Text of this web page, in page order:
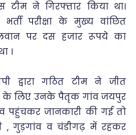
टीम ने गिरफ्तार किया था।
परीक्षा के मुख्य वांछित
पर दस हजार रूपये का
।
द्वारा गठित टीम ने जीत
के लिए उनके पैतृक गांव जयपुर
पहुंचकर जानकारी की गई तो
, गुड़गांव व चंडीगढ़ में रहकर